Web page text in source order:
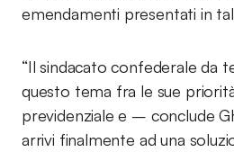
emendamenti presentati in tal
“Il sindacato confederale da
questo tema fra le sue
previdenziale e – conclude
arrivi finalmente ad una